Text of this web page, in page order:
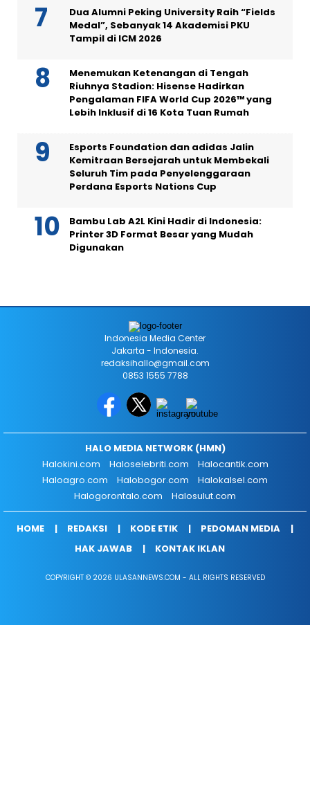
Dua Alumni Peking University Raih “Fields
Medal”, Sebanyak 14 Akademisi PKU
Tampil di ICM 2026
Menemukan Ketenangan di Tengah
Riuhnya Stadion: Hisense Hadirkan
Pengalaman FIFA World Cup 2026™ yang
Lebih Inklusif di 16 Kota Tuan Rumah
Esports Foundation dan adidas Jalin
Kemitraan Bersejarah untuk Membekali
Seluruh Tim pada Penyelenggaraan
Perdana Esports Nations Cup
Bambu Lab A2L Kini Hadir di Indonesia:
Printer 3D Format Besar yang Mudah
Digunakan
Indonesia Media Center
Jakarta - Indonesia.
redaksihallo@gmail.com
0853 1555 7788
HALO MEDIA NETWORK (HMN)
Halokini.com
Haloselebriti.com
Halocantik.com
Haloagro.com
Halobogor.com
Halokalsel.com
Halogorontalo.com
Halosulut.com
HOME REDAKSI KODE ETIK
PEDOMAN MEDIA
HAK JAWAB
KONTAK IKLAN
COPYRIGHT © 2026 ULASANNEWS.COM - ALL RIGHTS RESERVED